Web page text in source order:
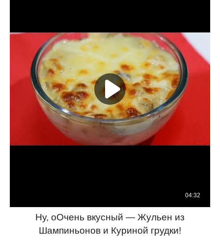
Ну, оОчень вкусный — Жульен из
Шампиньонов и Куриной грудки!